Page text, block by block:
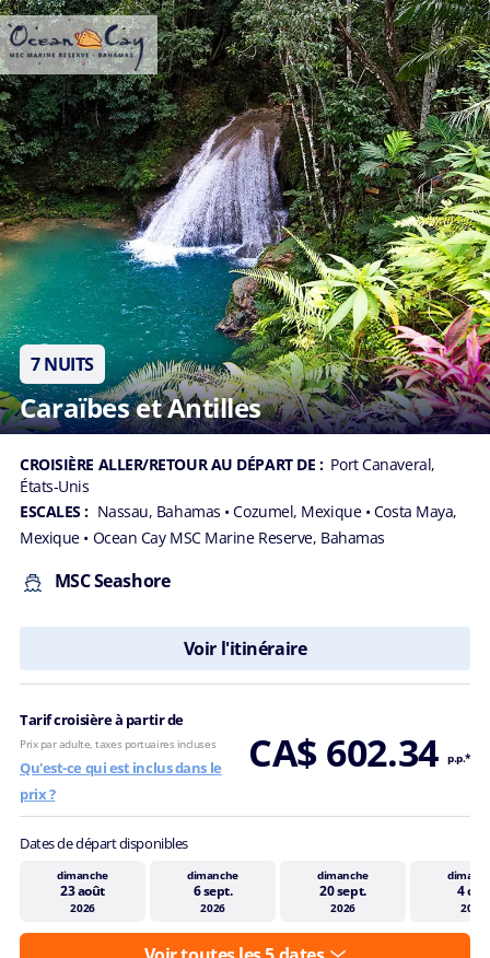
7 NUITS
Caraïbes et Antilles
CROISIÈRE ALLER/RETOUR AU DÉPART DE : Port Canaveral,
États-Unis
ESCALES : Nassau, Bahamas • Cozumel, Mexique • Costa Maya,
Mexique • Ocean Cay MSC Marine Reserve, Bahamas
MSC Seashore
Voir l'itinéraire
Tarif croisière à partir de
CA$ 602.34 p.p.*
Prix par adulte, taxes portuaires incluses
Qu'est-ce qui est inclus dans le
prix ?
Dates de départ disponibles
dimanche
23 août
2026
dimanche
6 sept.
2026
dimanche
20 sept.
2026
4 oct.
2026